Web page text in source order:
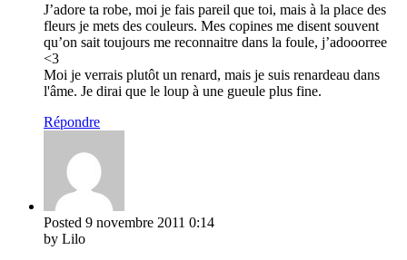
J’adore ta robe, moi je fais pareil que toi, mais à la place des
fleurs je mets des couleurs. Mes copines me disent souvent
qu’on sait toujours me reconnaitre dans la foule, j’adooorree
<3
Moi je verrais plutôt un renard, mais je suis renardeau dans
l'âme. Je dirai que le loup à une gueule plus fine.
Répondre
Posted 9 novembre 2011 0:14
by Lilo